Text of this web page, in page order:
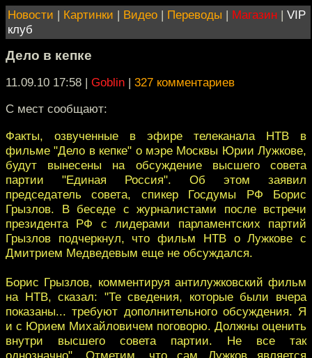
Новости | Картинки | Видео | Переводы | Магазин | VIP
клуб
Дело в кепке
11.09.10 17:58 | Goblin | 327 комментариев
С мест сообщают:
Факты, озвученные в эфире телеканала НТВ в
фильме "Дело в кепке" о мэре Москвы Юрии Лужкове,
будут вынесены на обсуждение высшего совета
партии "Единая Россия". Об этом заявил
председатель совета, спикер Госдумы РФ Борис
Грызлов. В беседе с журналистами после встречи
президента РФ с лидерами парламентских партий
Грызлов подчеркнул, что фильм НТВ о Лужкове с
Дмитрием Медведевым еще не обсуждался.
Борис Грызлов, комментируя антилужковский фильм
на НТВ, сказал: "Те сведения, которые были вчера
показаны... требуют дополнительного обсуждения. Я
и с Юрием Михайловичем поговорю. Должны оценить
внутри высшего совета партии. Не все так
однозначно". Отметим, что сам Лужков является